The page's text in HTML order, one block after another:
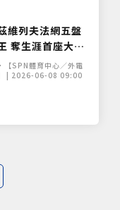
維列夫法網五盤
奪生涯首座大滿
30年紀錄
SPN體育中心／外電
| 2026-06-08 09:00